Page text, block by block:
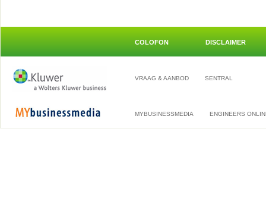
COLOFON DISCLAIMER
VRAAG & AANBOD SENTRAL
MYBUSINESSMEDIA ENGINEERS